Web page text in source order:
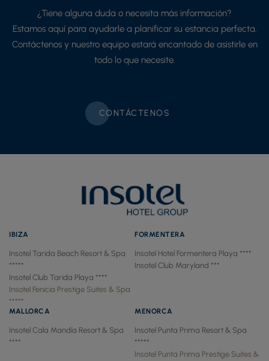
¿Tiene alguna duda o necesita más información?
Estamos aquí para ayudarle a planificar su estancia perfecta.
Contáctenos y nuestro equipo estará encantado de asistirle en
todo lo que necesite.
CONTÁCTENOS
IBIZA
Insotel Tarida Beach Resort & Spa
*****
Insotel Club Tarida Playa ****
Insotel Fenicia Prestige Suites & Spa
*****
FORMENTERA
Insotel Hotel Formentera Playa ****
Insotel Club Maryland ***
MALLORCA
Insotel Cala Mandía Resort & Spa
****
MENORCA
Insotel Punta Prima Resort & Spa
*****
Insotel Punta Prima Prestige Suites &